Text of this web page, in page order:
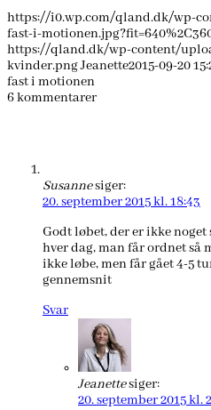
https://i0.wp.com/qland.dk/wp-
fast-i-
https://qland.dk/wp-content/
kvinder.pngJeanette2015-09-20
fast i motionen
6kommentarer
Susannesiger:
20. september 2015 kl. 18:43
Godt løbet, der er ikke
hver dag, man får ordnet så
ikke løbe, men får gået 4-5
gennemsnit
Svar
Jeanettesiger:
20. september 2015 kl.